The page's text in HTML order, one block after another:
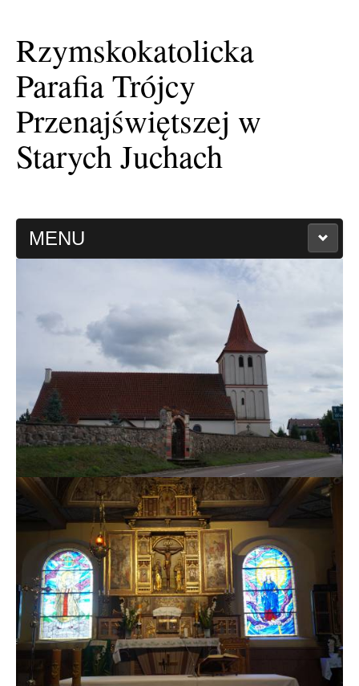
Rzymskokatolicka
Parafia Trójcy
Przenajświętszej w
Starych Juchach
MENU
KAPLICA FILIALNA
MSZE I NABOŻEŃSTWA
KONTAKT
KANCELARIA PARAFIALNA